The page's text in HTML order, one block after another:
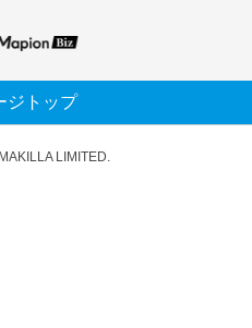
ジトップ
LIMITED.